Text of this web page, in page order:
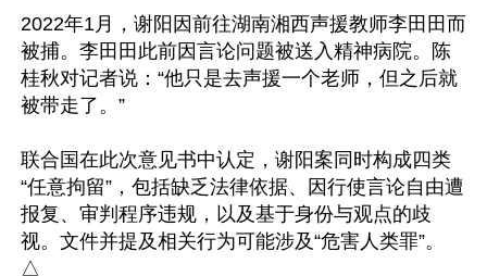
2022年1月，谢阳因前往湖南湘西声援教师李田田而
被捕。李田田此前因言论问题被送入精神病院。陈
桂秋对记者说：“他只是去声援一个老师，但之后就
被带走了。”
联合国在此次意见书中认定，谢阳案同时构成四类
“任意拘留”，包括缺乏法律依据、因行使言论自由遭
报复、审判程序违规，以及基于身份与观点的歧
视。文件并提及相关行为可能涉及“危害人类罪”。